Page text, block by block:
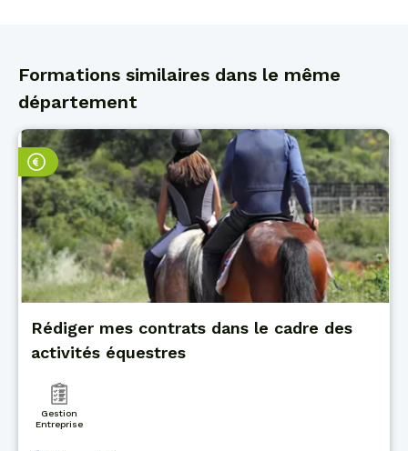
Formations similaires dans le même
département
Rédiger mes contrats dans le cadre des
activités équestres
Gestion
Entreprise